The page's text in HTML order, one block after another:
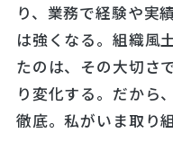
り、業務で経験や実
は強くなる。組織風
たのは、その大切さ
り変化する。だから
徹底。私がいま取り